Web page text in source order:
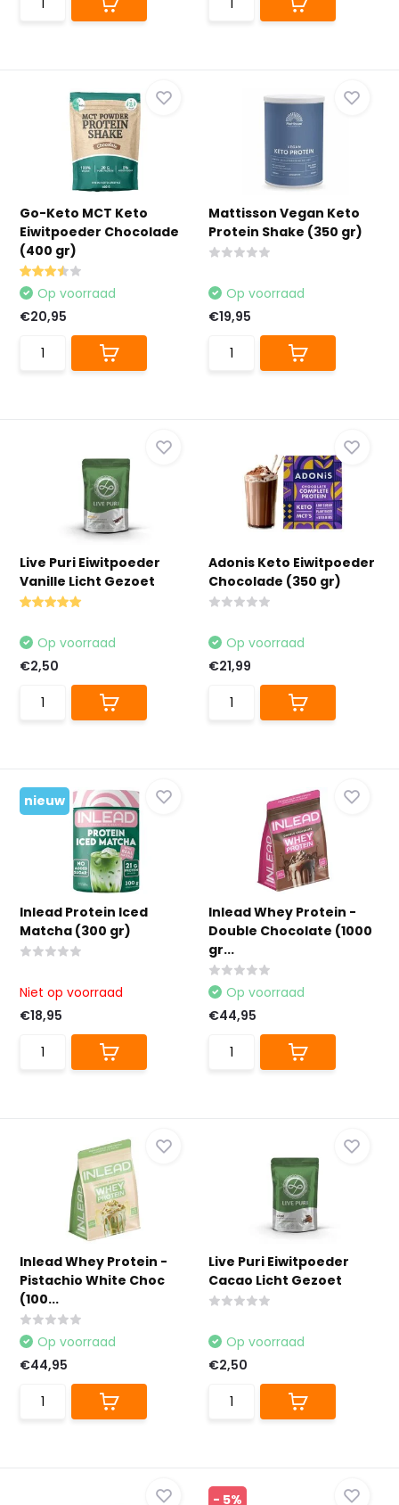
Go-Keto MCT Keto
Eiwitpoeder Chocolade
(400 gr)
Op voorraad
€20,95
Mattisson Vegan Keto
Protein Shake (350 gr)
Op voorraad
€19,95
Live Puri Eiwitpoeder
Vanille Licht Gezoet
Op voorraad
€2,50
Adonis Keto Eiwitpoeder
Chocolade (350 gr)
Op voorraad
€21,99
nieuw
Inlead Protein Iced
Matcha (300 gr)
Niet op voorraad
€18,95
Inlead Whey Protein -
Double Chocolate (1000
gr...
Op voorraad
€44,95
Inlead Whey Protein -
Pistachio White Choc
(100...
Op voorraad
€44,95
Live Puri Eiwitpoeder
Cacao Licht Gezoet
Op voorraad
€2,50
- 5%